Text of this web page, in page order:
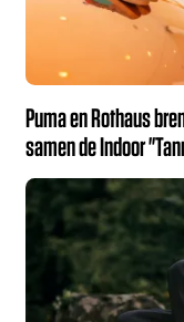
Puma en Rothaus
samen de Indoor